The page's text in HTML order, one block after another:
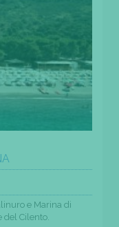
e Marina di
del Cilento.